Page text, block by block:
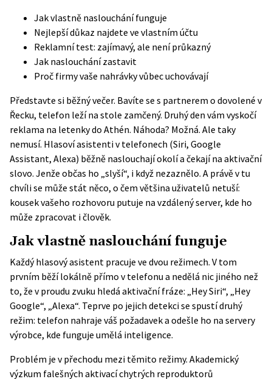
Jak vlastně naslouchání funguje
Nejlepší důkaz najdete ve vlastním účtu
Reklamní test: zajímavý, ale není průkazný
Jak naslouchání zastavit
Proč firmy vaše nahrávky vůbec uchovávají
Představte si běžný večer. Bavíte se s partnerem o dovolené v
Řecku, telefon leží na stole zamčený. Druhý den vám vyskočí
reklama na letenky do Athén. Náhoda? Možná. Ale taky
nemusí. Hlasoví asistenti v telefonech (Siri, Google
Assistant, Alexa) běžně naslouchají okolí a čekají na aktivační
slovo. Jenže občas ho „slyší“, i když nezaznělo. A právě v tu
chvíli se může stát něco, o čem většina uživatelů netuší:
kousek vašeho rozhovoru putuje na vzdálený server, kde ho
může zpracovat i člověk.
Jak vlastně naslouchání funguje
Každý hlasový asistent pracuje ve dvou režimech. V tom
prvním běží lokálně přímo v telefonu a nedělá nic jiného než
to, že v proudu zvuku hledá aktivační fráze: „Hey Siri“, „Hey
Google“, „Alexa“. Teprve po jejich detekci se spustí druhý
režim: telefon nahraje váš požadavek a odešle ho na servery
výrobce, kde funguje umělá inteligence.
Problém je v přechodu mezi těmito režimy. Akademický
výzkum falešných aktivací chytrých reproduktorů